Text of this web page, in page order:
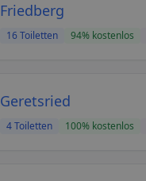
Friedberg
16Toiletten 94% kostenlos
Geretsried
4Toiletten 100% kostenlos